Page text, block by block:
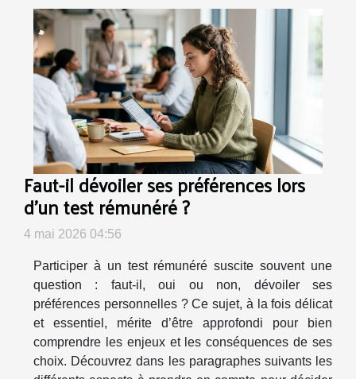
Faut-il dévoiler ses préférences lors
d’un test rémunéré ?
4 mai 2026 04:56
Participer à un test rémunéré suscite souvent une
question : faut-il, oui ou non, dévoiler ses
préférences personnelles ? Ce sujet, à la fois délicat
et essentiel, mérite d’être approfondi pour bien
comprendre les enjeux et les conséquences de ses
choix. Découvrez dans les paragraphes suivants les